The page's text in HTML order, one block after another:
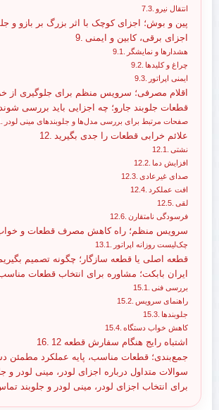
انتقال نیرو
پین و بوش؛ اجزای کوچک با اثر بزرگ بر بازو و
اجزای برقی، کابین و ایمنی
هشدارها و نمایشگر
چراغ و کلیدها
ایمنی اپراتور
اقلام مصرفی؛ سرویس منظم برای جلوگیری از
قطعات جلوبند جارو؛ چه اجزایی باید بررسی
صفحات مرتبط برای بررسی مدل‌ها و جلوبندهای مینی لودر
علائم خرابی قطعات را جدی بگیرید
نشتی
افزایش دما
صدای غیرعادی
افت عملکرد
لقی
فرسودگی نامتقارن
سرویس منظم؛ راه کاهش مصرف قطعات و
چک‌لیست روزانه اپراتور
قطعه اصلی یا قطعه سازگار؛ چگونه تصمیم
ایران بابکت؛ مشاوره برای انتخاب قطعات
بررسی فنی
راهنمای سرویس
جلوبندها
کاهش خواب دستگاه
12 اشتباه رایج هنگام سفارش قطعه
جمع‌بندی؛ قطعات مناسب، پایه عملکرد مطمئن
سوالات متداول درباره اجزای لودر، مینی لودر و
برای انتخاب اجزای لودر، مینی لودر و جلوبند